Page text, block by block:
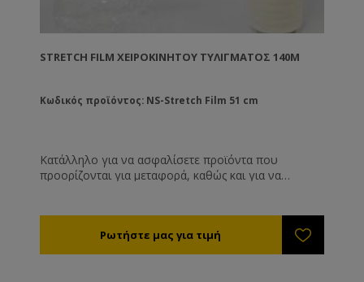
STRETCH FILM ΧΕΙΡΟΚΊΝΗΤΟΥ ΤΥΛΊΓΜΑΤΟΣ 140M
Κωδικός προϊόντος: NS-Stretch Film 51 cm
Κατάλληλο για να ασφαλίσετε προϊόντα που
προορίζονται για μεταφορά, καθώς και για να